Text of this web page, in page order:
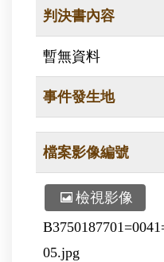
判決書內容
暫無資料
事件發生地
檔案影像編號
檢視影像
05.jpg